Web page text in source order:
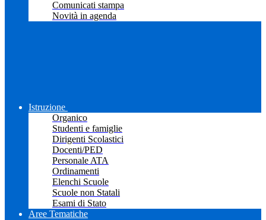
Comunicati stampa
Novità in agenda
Istruzione
Organico
Studenti e famiglie
Dirigenti Scolastici
Docenti/PED
Personale ATA
Ordinamenti
Elenchi Scuole
Scuole non Statali
Esami di Stato
Aree Tematiche